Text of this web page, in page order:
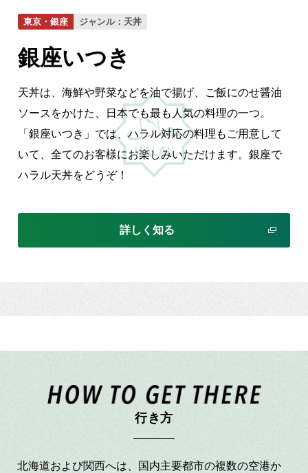
東京・銀座 ジャンル：天丼
銀座いつき
天丼は、海鮮や野菜などを油で揚げ、ご飯にのせ醤油
ソースをかけた、日本でも最も人気の料理の一つ。
「銀座いつき」では、ハラル対応の料理もご用意して
いて、全てのお客様にお楽しみいただけます。銀座で
ハラル天丼をどうぞ！
詳しく知る
行き方
北海道および関西へは、国内主要都市の複数の空港か